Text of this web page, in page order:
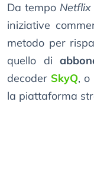
Da tempo
iniziative
metodo per
quello di
decoder SkyQ, o
la piattaforma